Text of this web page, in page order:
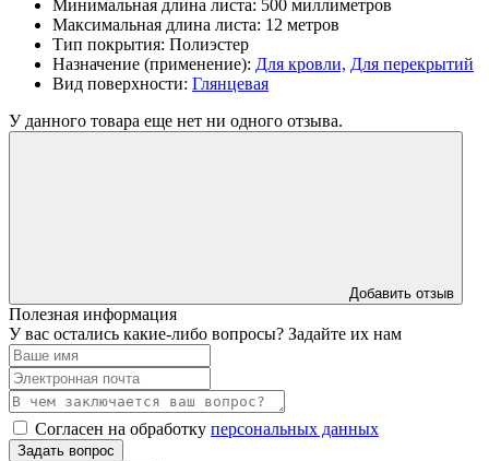
Минимальная длина листа: 500 миллиметров
Максимальная длина листа: 12 метров
Тип покрытия: Полиэстер
Назначение (применение): Для кровли, Для перекрытий
Вид поверхности: Глянцевая
У данного товара еще нет ни одного отзыва.
Добавить отзыв
Полезная информация
У вас остались какие-либо вопросы? Задайте их нам
Согласен на обработку персональных данных
Задать вопрос